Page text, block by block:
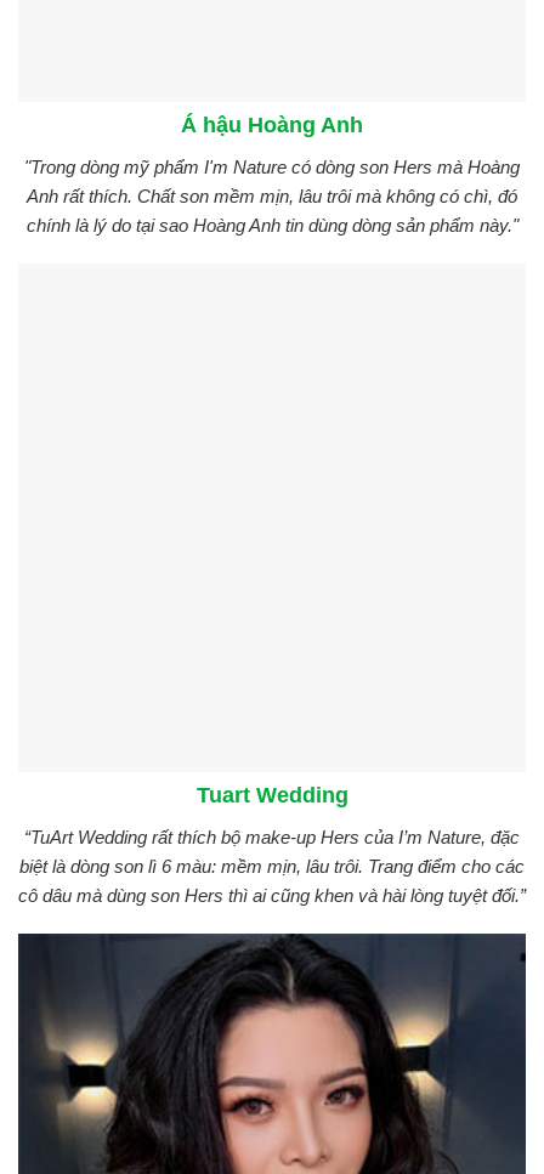
Á hậu Hoàng Anh
"Trong dòng mỹ phẩm I'm Nature có dòng son Hers mà Hoàng
Anh rất thích. Chất son mềm mịn, lâu trôi mà không có chì, đó
chính là lý do tại sao Hoàng Anh tin dùng dòng sản phẩm này."
Tuart Wedding
“TuArt Wedding rất thích bộ make-up Hers của I’m Nature, đặc
biệt là dòng son lì 6 màu: mềm mịn, lâu trôi. Trang điểm cho các
cô dâu mà dùng son Hers thì ai cũng khen và hài lòng tuyệt đối.”